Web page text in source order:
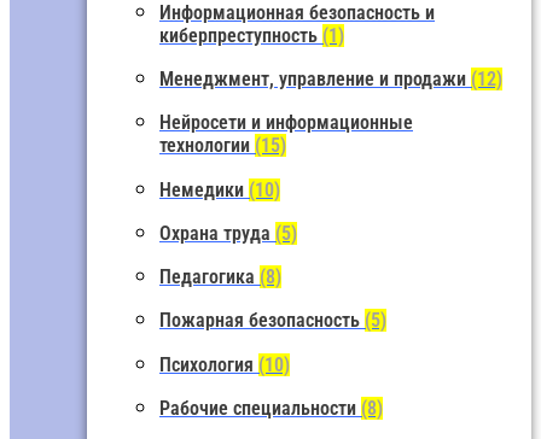
Информационная безопасность и
киберпреступность (1)
Менеджмент, управление и продажи (12)
Нейросети и информационные
технологии (15)
Немедики (10)
Охрана труда (5)
Педагогика (8)
Пожарная безопасность (5)
Психология (10)
Рабочие специальности (8)